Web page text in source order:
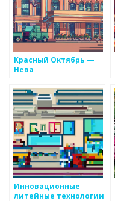
Красный Октябрь —
Нева
Инновационные
литейные технологии